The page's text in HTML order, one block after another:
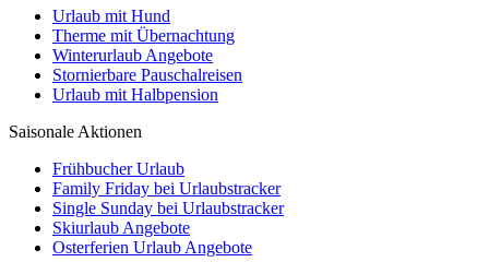
Urlaub mit Hund
Therme mit Übernachtung
Winterurlaub Angebote
Stornierbare Pauschalreisen
Urlaub mit Halbpension
Saisonale Aktionen
Frühbucher Urlaub
Family Friday bei Urlaubstracker
Single Sunday bei Urlaubstracker
Skiurlaub Angebote
Osterferien Urlaub Angebote